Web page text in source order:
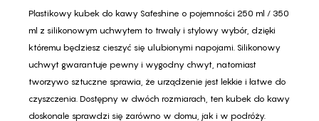
Plastikowy kubek do kawy Safeshine o pojemności 250 ml / 350
ml z silikonowym uchwytem to trwały i stylowy wybór, dzięki
któremu będziesz cieszyć się ulubionymi napojami. Silikonowy
uchwyt gwarantuje pewny i wygodny chwyt, natomiast
tworzywo sztuczne sprawia, że ​​urządzenie jest lekkie i łatwe do
czyszczenia. Dostępny w dwóch rozmiarach, ten kubek do kawy
doskonale sprawdzi się zarówno w domu, jak i w podróży.